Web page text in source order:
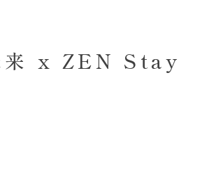
来 x ZEN Stay